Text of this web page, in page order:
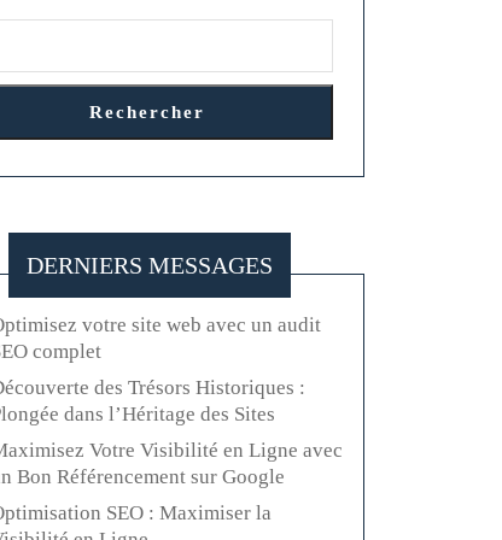
Rechercher
DERNIERS MESSAGES
votre site web avec un audit
complet
des Trésors Historiques :
dans l’Héritage des Sites
Votre Visibilité en Ligne avec
Bon Référencement sur Google
SEO : Maximiser la